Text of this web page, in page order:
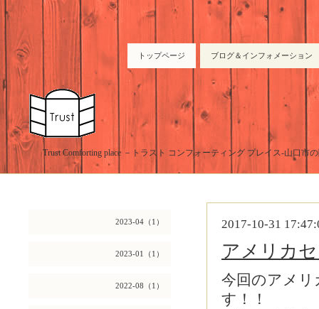
トップページ ブログ＆インフォメーション
Trust Comforting place －トラスト コンフォーティング プレイス-山口市
2023-04（1）
2023-01（1）
2022-08（1）
2017-10-31
アメリカ
今回のアメ
す！！